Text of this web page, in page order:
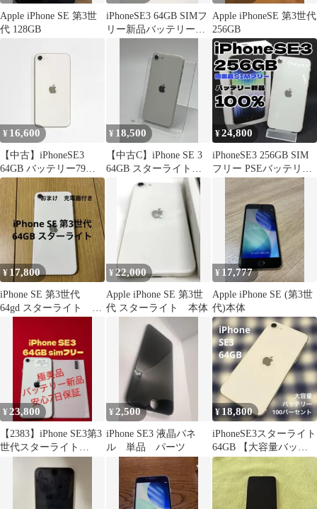
Apple iPhone SE 第3世
代 128GB
iPhoneSE3 64GB SIMフ
リー新品バッテリー
体 中古 ミッドナイト
目立った傷や汚れなし
Apple iPhoneSE 第3世代
256GB
¥ 16,600
【中古】iPhoneSE3
64GB バッテリー79％
(劣化) スターライト
docomo 本体 iPhoneSE
第3世代 [1852]
¥ 18,500
【中古C】iPhone SE 3
64GB スターライト
SIMフリー 白ロム
¥24,800
iPhoneSE3 256GB SIM
フリー PSEバッテリー
新品 ジャンク
¥ 17,800
iPhone SE 第3世代
64gd スターライト
¥22,000
Apple iPhone SE 第3世
代 スターライト 本体
¥ 17,777
Apple iPhone SE (第3世
代)本体
¥23,800
【2383】iPhone SE3第3
世代スターライト
64GB simフリー
¥2,500
iPhone SE3 液晶パネ
ル 単品 パーツ
¥ 18,800
iPhoneSE3スターライト
64GB 【大容量バッテ
リー新品・他訳あり】⁠